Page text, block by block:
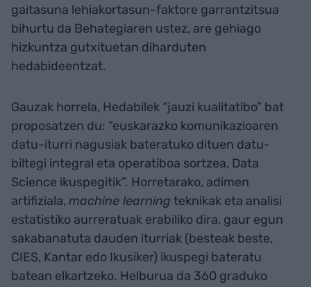
gaitasuna lehiakortasun-faktore garrantzitsua
bihurtu da Behategiaren ustez, are gehiago
hizkuntza gutxituetan diharduten
hedabideentzat.
Gauzak horrela, Hedabilek “jauzi kualitatibo” bat
proposatzen du: “euskarazko komunikazioaren
datu-iturri nagusiak bateratuko dituen datu-
biltegi integral eta operatiboa sortzea, Data
Science ikuspegitik”. Horretarako, adimen
artifiziala, machine learning teknikak eta analisi
estatistiko aurreratuak erabiliko dira, gaur egun
sakabanatuta dauden iturriak (besteak beste,
CIES, Kantar edo Ikusiker) ikuspegi bateratu
batean elkartzeko. Helburua da 360 graduko